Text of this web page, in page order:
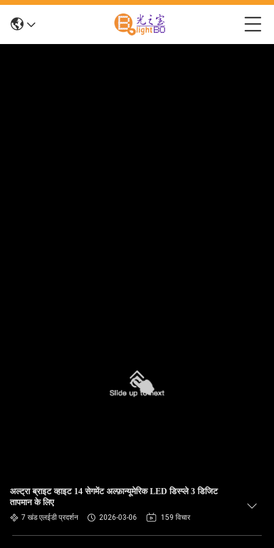
अल्ट्रा ब्राइट व्हाइट 14 सेगमेंट अल्फ़ान्यूमेरिक LED डिस्प्ले 3 डिजिट
तापमान के लिए
7 खंड एलईडी प्रदर्शन 2026-03-06 159 विचार